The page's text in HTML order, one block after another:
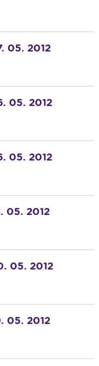
05. 2012
05. 2012
05. 2012
05. 2012
05. 2012
05. 2012